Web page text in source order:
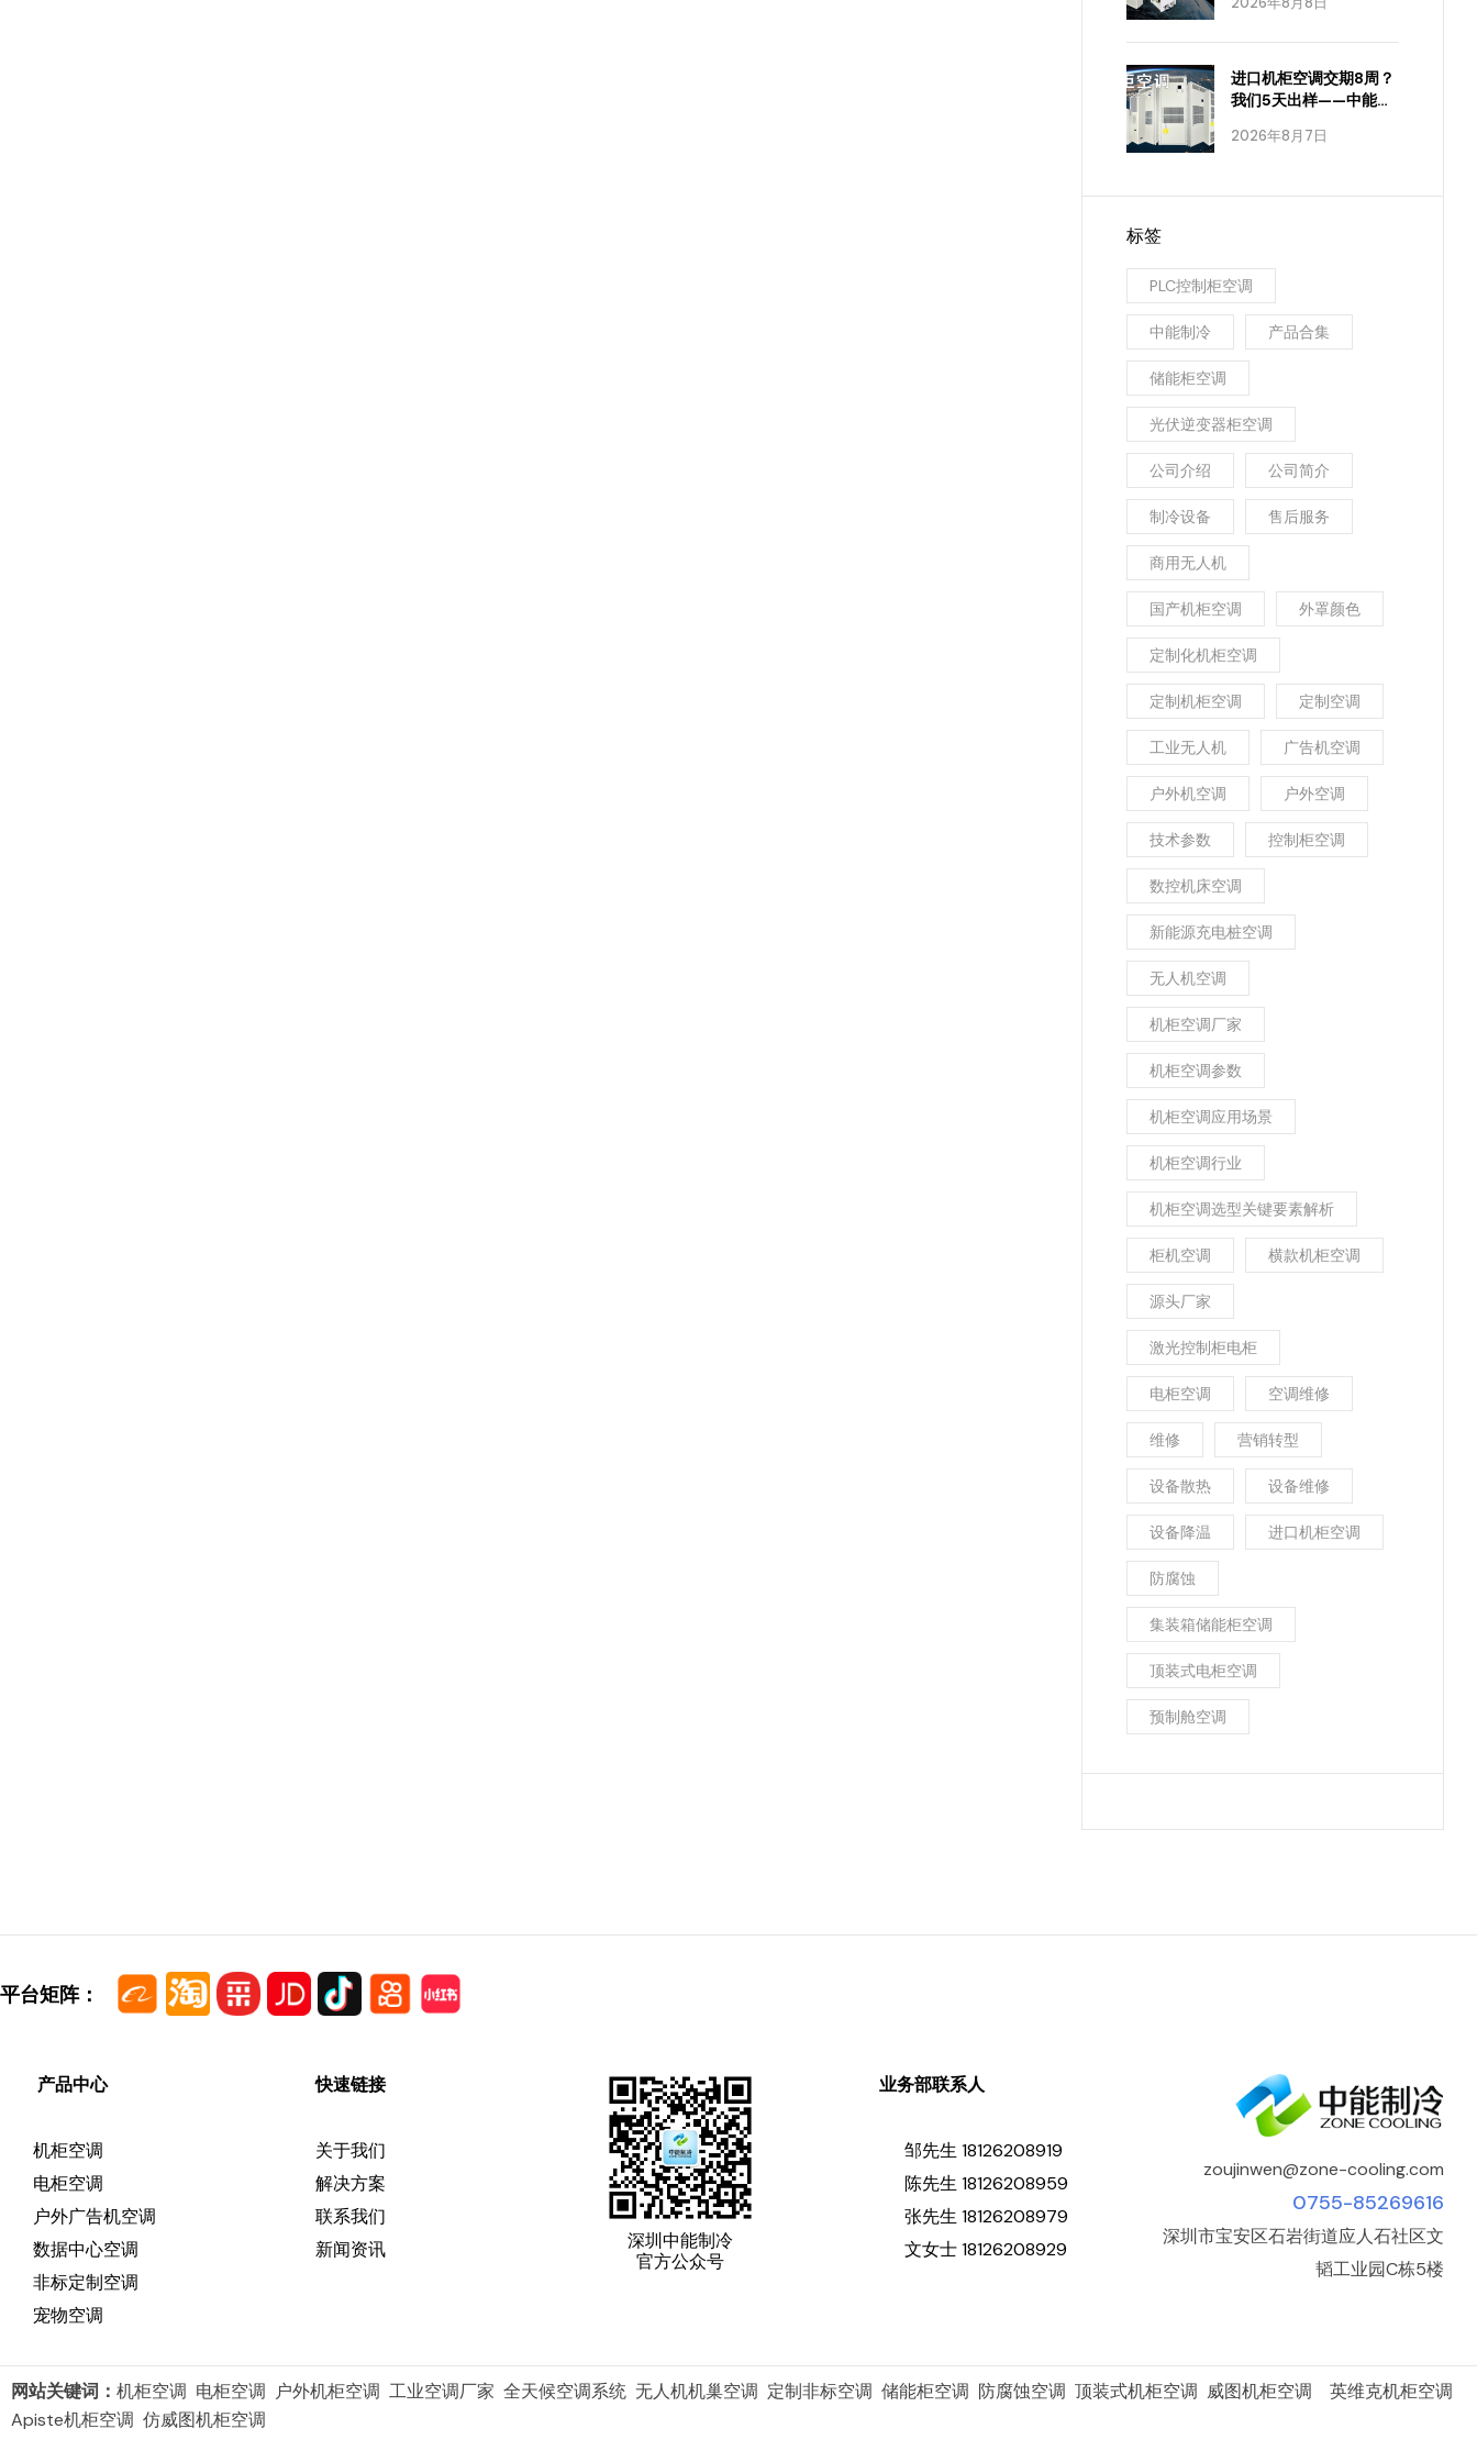
2026年8月7日
进口机柜空调交期8周？
我们5天出样——中能制
标签
PLC控制柜空调
中能制冷 产品合集
储能柜空调
光伏逆变器柜空调
公司介绍 公司简介
制冷设备 售后服务
商用无人机
国产机柜空调 外罩颜色
定制化机柜空调
定制机柜空调 定制空调
工业无人机 广告机空调
户外机空调 户外空调
技术参数 控制柜空调
数控机床空调
新能源充电桩空调
无人机空调
机柜空调厂家
机柜空调参数
机柜空调应用场景
机柜空调行业
机柜空调选型关键要素解析
柜机空调 横款机柜空调
源头厂家
激光控制柜电柜
电柜空调 空调维修
维修 营销转型
设备散热 设备维修
设备降温 进口机柜空调
防腐蚀
集装箱储能柜空调
顶装式电柜空调
预制舱空调
平台矩阵：
产品中心
机柜空调
电柜空调
户外广告机空调
数据中心空调
非标定制空调
宠物空调
快速链接
关于我们
解决方案
联系我们
新闻资讯
深圳中能制冷
官方公众号
业务部联系人
邹先生 18126208919
陈先生 18126208959
张先生 18126208979
文女士 18126208929
zoujinwen@zone-cooling.com
0755-85269616
深圳市宝安区石岩街道应人石社区文
韬工业园C栋5楼
网站关键词： 机柜空调 电柜空调 户外机柜空调 工业空调厂家 全天候空调系统 无人机机巢空调 定制非标空调 储能柜空调 防腐蚀空调 顶装式机柜空调 威图机柜空调 英维克机柜空调
Apiste机柜空调 仿威图机柜空调